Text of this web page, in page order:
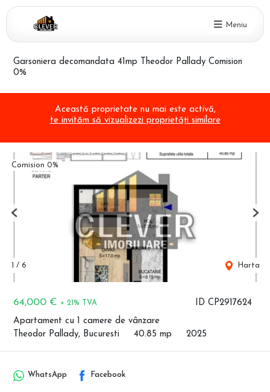
Meniu
Garsoniera decomandata 41mp Theodor Pallady Comision
0%
Această proprietate nu mai este activă,
te invităm să vizualizezi proprietăți similare
ID CP2917624
64,000 € + 21% TVA
Apartament cu 1 camere de vânzare
Theodor Pallady, Bucuresti
40.85 mp 2025
Comision 0%
/ 6 Harta
Previous
WhatsApp Facebook